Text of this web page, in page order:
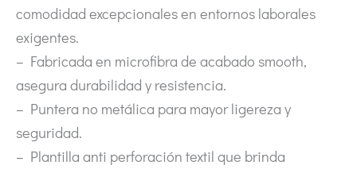
comodidad excepcionales en entornos laborales
exigentes.
– Fabricada en microfibra de acabado smooth,
asegura durabilidad y resistencia.
– Puntera no metálica para mayor ligereza y
seguridad.
– Plantilla anti perforación textil que brinda